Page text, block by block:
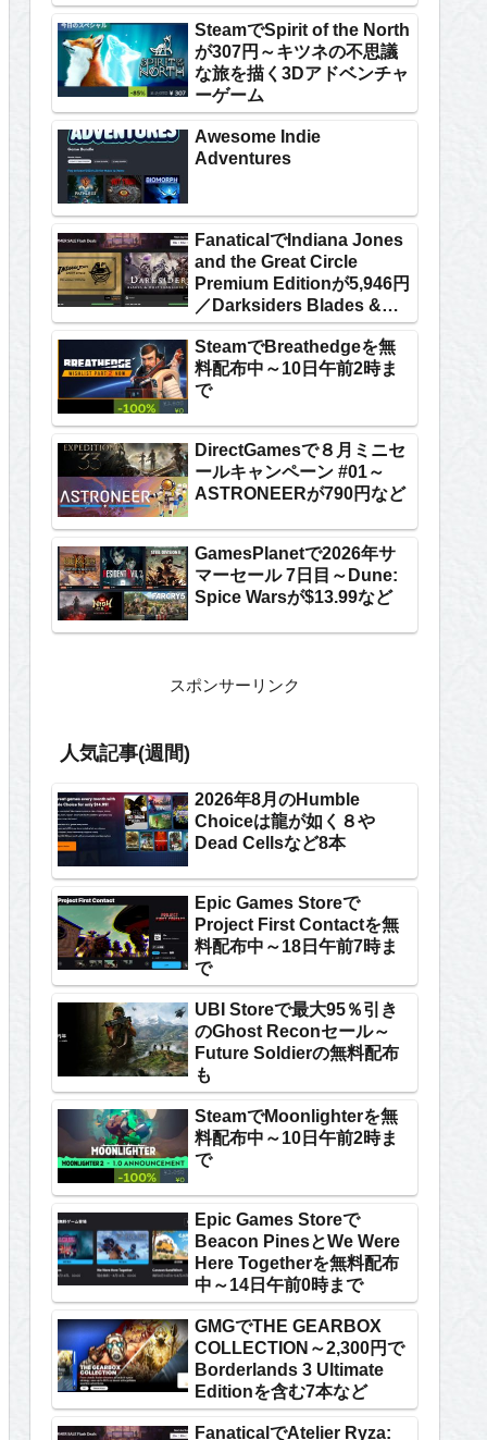
ど
SteamでSpirit of the North
が307円～キツネの不思議
な旅を描く3Dアドベンチャ
ーゲーム
Awesome Indie
Adventures
FanaticalでIndiana Jones
and the Great Circle
Premium Editionが5,946円
／Darksiders Blades &
Whip Franchise Packが
1,524円
SteamでBreathedgeを無
料配布中～10日午前2時ま
で
DirectGamesで８月ミニセ
ールキャンペーン #01～
ASTRONEERが790円など
GamesPlanetで2026年サ
マーセール 7日目～Dune:
Spice Warsが$13.99など
スポンサーリンク
人気記事(週間)
2026年8月のHumble
Choiceは龍が如く８や
Dead Cellsなど8本
Epic Games Storeで
Project First Contactを無
料配布中～18日午前7時ま
で
UBI Storeで最大95％引き
のGhost Reconセール～
Future Soldierの無料配布
も
SteamでMoonlighterを無
料配布中～10日午前2時ま
で
Epic Games Storeで
Beacon PinesとWe Were
Here Togetherを無料配布
中～14日午前0時まで
GMGでTHE GEARBOX
COLLECTION～2,300円で
Borderlands 3 Ultimate
Editionを含む7本など
FanaticalでAtelier Ryza: